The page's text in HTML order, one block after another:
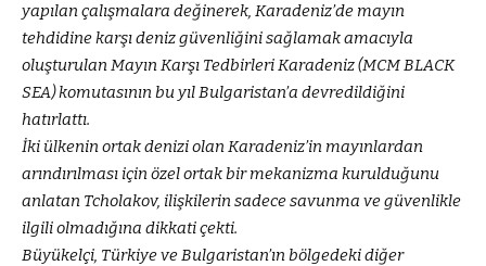
yapılan çalışmalara değinerek, Karadeniz’de mayın
tehdidine karşı deniz güvenliğini sağlamak amacıyla
oluşturulan Mayın Karşı Tedbirleri Karadeniz (MCM BLACK
SEA) komutasının bu yıl Bulgaristan’a devredildiğini
hatırlattı.
İki ülkenin ortak denizi olan Karadeniz’in mayınlardan
arındırılması için özel ortak bir mekanizma kurulduğunu
anlatan Tcholakov, ilişkilerin sadece savunma ve güvenlikle
ilgili olmadığına dikkati çekti.
Büyükelçi, Türkiye ve Bulgaristan’ın bölgedeki diğer